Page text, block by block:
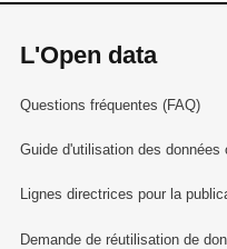
L'Open data
Questions fréquentes (FAQ)
Guide d'utilisation des données
Lignes directrices pour la
Demande de réutilisation de